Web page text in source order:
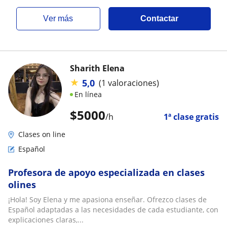
ver más Contactar
$5000/h 1ª clase gratis
Sharith Elena
★ 5,0 (1 valoraciones)
En línea
Clases on line
Español
Profesora de apoyo especializada en clases
olines
¡Hola! Soy Elena y me apasiona enseñar. Ofrezco clases de
Español adaptadas a las necesidades de cada estudiante, con
explicaciones claras,...